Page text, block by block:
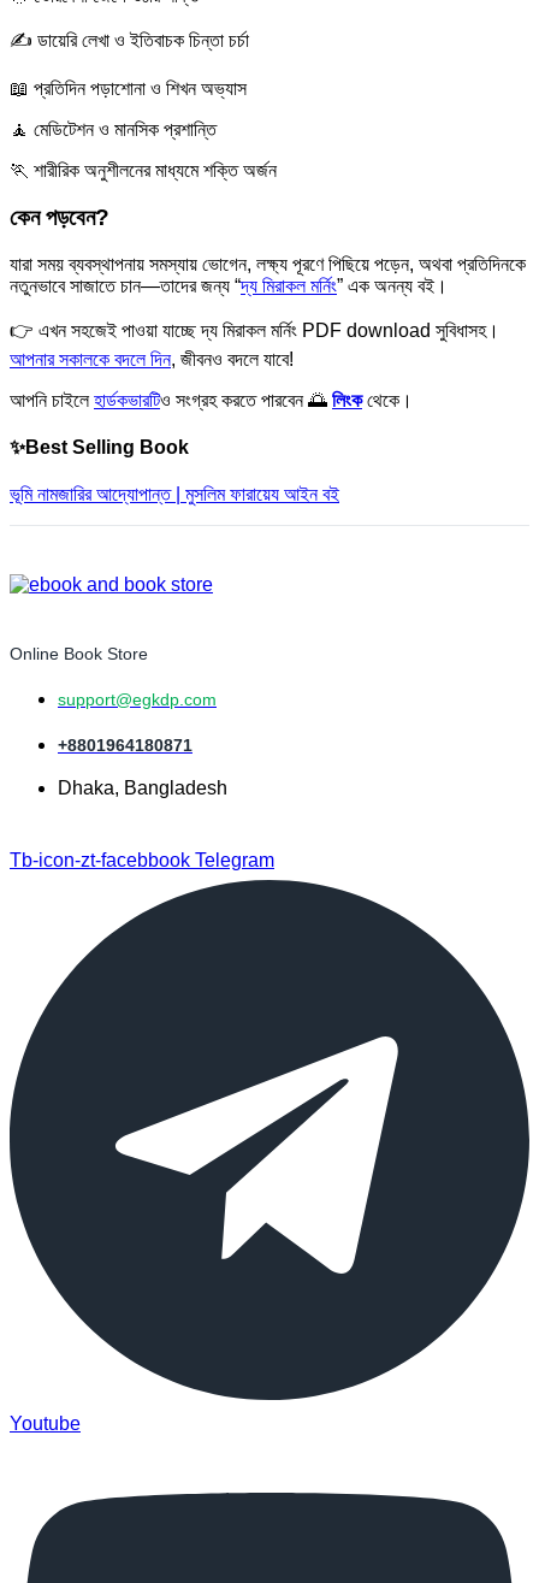
✍️ ডায়েরি লেখা ও ইতিবাচক চিন্তা চর্চা
📖 প্রতিদিন পড়াশোনা ও শিখন অভ্যাস
🧘 মেডিটেশন ও মানসিক প্রশান্তি
🏃 শারীরিক অনুশীলনের মাধ্যমে শক্তি অর্জন
কেন পড়বেন?
যারা সময় ব্যবস্থাপনায় সমস্যায় ভোগেন, লক্ষ্য পূরণে পিছিয়ে পড়েন, অথবা প্রতিদিনকে
নতুনভাবে সাজাতে চান—তাদের জন্য “দ্য মিরাকল মর্নিং” এক অনন্য বই।
👉 এখন সহজেই পাওয়া যাচ্ছে দ্য মিরাকল মর্নিং PDF download সুবিধাসহ।
আপনার সকালকে বদলে দিন, জীবনও বদলে যাবে!
আপনি চাইলেহার্ডকভারটিও সংগ্রহ করতে পারবেন 🌅 লিংকথেকে।
✨Best Selling Book
ভূমি নামজারির আদ্যোপান্ত | মুসলিম ফারায়েয আইন বই
Online Book Store
support@egkdp.com
+8801964180871
Dhaka, Bangladesh
Tb-icon-zt-facebbook Telegram
Youtube